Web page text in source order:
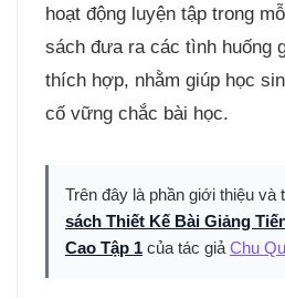
hoạt động luyện tập trong
sách đưa ra các tình huống
thích hợp, nhằm giúp học
cố vững chắc bài học.
Trên đây là phần giới thiệu và
sách Thiết Kế Bài Giảng
Cao Tập 1 của tác giả Chu